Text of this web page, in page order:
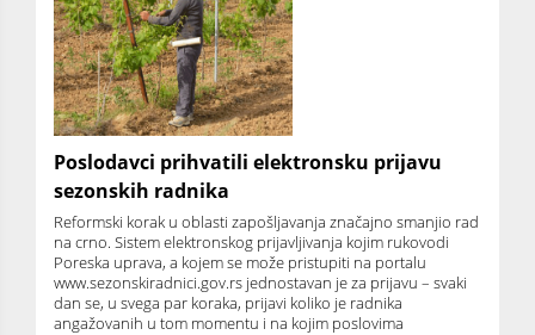
Poslodavci prihvatili elektronsku prijavu
sezonskih radnika
Reformski korak u oblasti zapošljavanja značajno smanjio rad
na crno. Sistem elektronskog prijavljivanja kojim rukovodi
Poreska uprava, a kojem se može pristupiti na portalu
www.sezonskiradnici.gov.rs jednostavan je za prijavu – svaki
dan se, u svega par koraka, prijavi koliko je radnika
angažovanih u tom momentu i na kojim poslovima